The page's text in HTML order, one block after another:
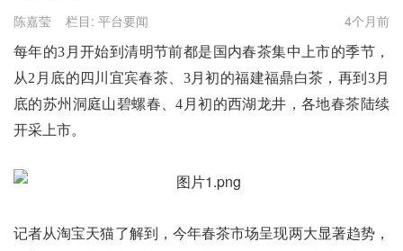
陈嘉莹 栏目: 平台要闻 4个月前
每年的3月开始到清明节前都是国内春茶集中上市的季节，
从2月底的四川宜宾春茶、3月初的福建福鼎白茶，再到3月
底的苏州洞庭山碧螺春、4月初的西湖龙井，各地春茶陆续
开采上市。
记者从淘宝天猫了解到，今年春茶市场呈现两大显著趋势，